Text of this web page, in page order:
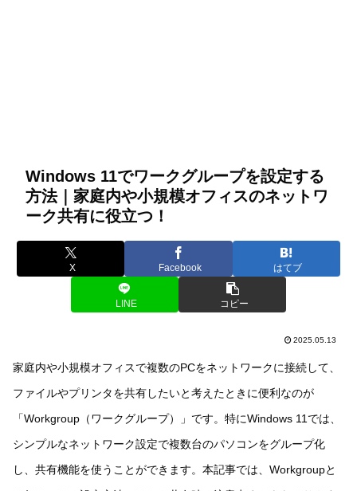
Windows 11でワークグループを設定する
方法｜家庭内や小規模オフィスのネットワ
ーク共有に役立つ！
X Facebook はてブ
LINE コピー
2025.05.13
家庭内や小規模オフィスで複数のPCをネットワークに接続して、
ファイルやプリンタを共有したいと考えたときに便利なのが
「Workgroup（ワークグループ）」です。特にWindows 11では、
シンプルなネットワーク設定で複数台のパソコンをグループ化
し、共有機能を使うことができます。本記事では、Workgroupと